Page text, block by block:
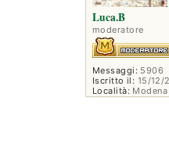
Luca.B
moderatore
Messaggi: 5906
Iscritto il: 15/12/
Località: Modena